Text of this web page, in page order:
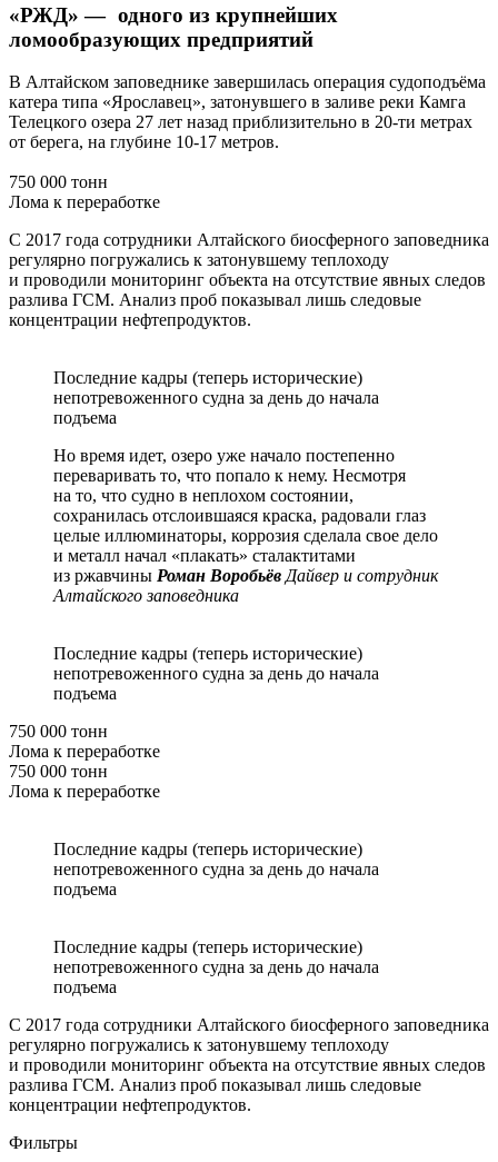
«РЖД» — одного из крупнейших
ломообразующих предприятий
В Алтайском заповеднике завершилась операция судоподъёма
катера типа «Ярославец», затонувшего в заливе реки Камга
Телецкого озера 27 лет назад приблизительно в 20-ти метрах
от берега, на глубине 10-17 метров.
750 000 тонн
Лома к переработке
С 2017 года сотрудники Алтайского биосферного заповедника
регулярно погружались к затонувшему теплоходу
и проводили мониторинг объекта на отсутствие явных следов
разлива ГСМ. Анализ проб показывал лишь следовые
концентрации нефтепродуктов.
Последние кадры (теперь исторические)
непотревоженного судна за день до начала
подъема
Но время идет, озеро уже начало постепенно
переваривать то, что попало к нему. Несмотря
на то, что судно в неплохом состоянии,
сохранилась отслоившаяся краска, радовали глаз
целые иллюминаторы, коррозия сделала свое дело
и металл начал «плакать» сталактитами
из ржавчины Роман Воробьёв Дайвер и сотрудник
Алтайского заповедника
Последние кадры (теперь исторические)
непотревоженного судна за день до начала
подъема
750 000 тонн
Лома к переработке
750 000 тонн
Лома к переработке
Последние кадры (теперь исторические)
непотревоженного судна за день до начала
подъема
Последние кадры (теперь исторические)
непотревоженного судна за день до начала
подъема
С 2017 года сотрудники Алтайского биосферного заповедника
регулярно погружались к затонувшему теплоходу
и проводили мониторинг объекта на отсутствие явных следов
разлива ГСМ. Анализ проб показывал лишь следовые
концентрации нефтепродуктов.
Фильтры